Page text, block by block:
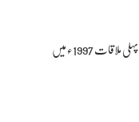
امیرالعظیم صاحب سے میری پہلی ملاقات 1997ء میں